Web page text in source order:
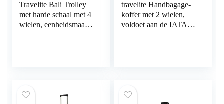
Travelite Bali Trolley
met harde schaal met 4
wielen, eenheidsmaat,
travelite Handbagage-
koffer met 2 wielen,
voldoet aan de IATA-